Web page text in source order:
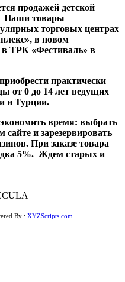
продажей детской
Наши товары
торговых центрах
в новом
в ТРК «Фестиваль» в
практически
от 0 до 14 лет ведущих
и Турции.
время: выбрать
и зарезервировать
При заказе товара
5%. Ждем старых и
By : XYZScripts.com